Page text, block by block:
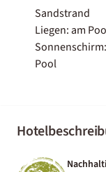
Sandstrand
Liegen: am
Pool